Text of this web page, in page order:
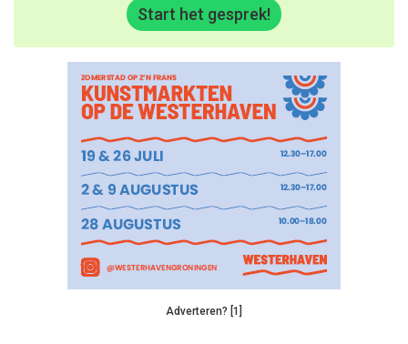
Start het gesprek!
Adverteren? [1]